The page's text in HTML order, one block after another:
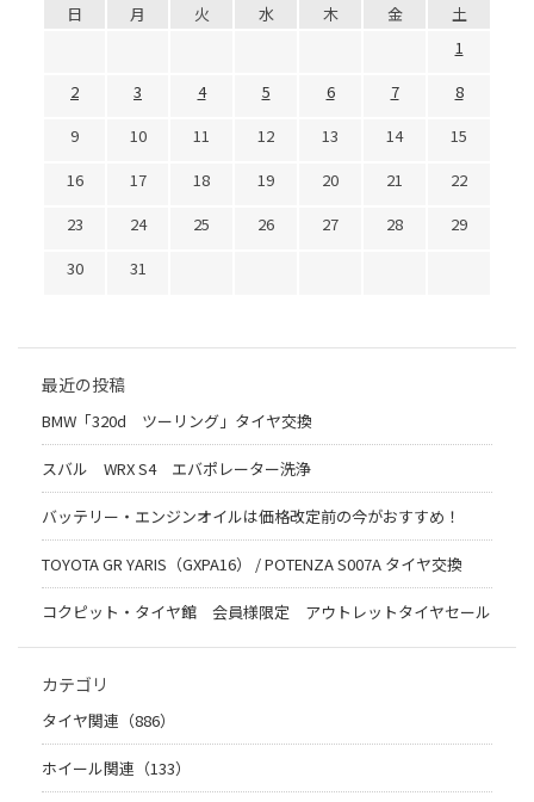
日 月 火 水 木 金
土
1
2
3 4 5 6 7
8
9
10 11 12 13 14
15
16
17 18 19 20 21
22
23
24 25 26 27 28
29
30
31
最近の投稿
BMW「320d ツーリング」タイヤ交換
スバル WRX S4 エバポレーター洗浄
バッテリー・エンジンオイルは価格改定前の今がおすすめ！
TOYOTA GR YARIS（GXPA16） / POTENZA S007A タイヤ交換
コクピット・タイヤ館 会員様限定 アウトレットタイヤセール
カテゴリ
タイヤ関連（886）
ホイール関連（133）